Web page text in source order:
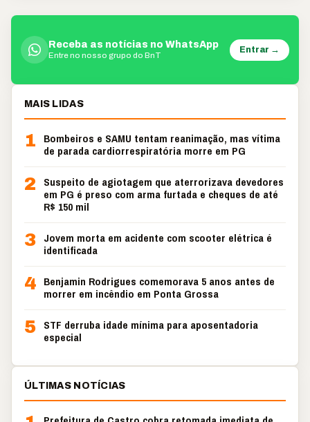
Receba as notícias no WhatsApp
Entre no nosso grupo do BnT
Entrar →
MAIS LIDAS
1
Bombeiros e SAMU tentam reanimação, mas vítima
de parada cardiorrespiratória morre em PG
2
Suspeito de agiotagem que aterrorizava devedores
em PG é preso com arma furtada e cheques de até
R$ 150 mil
3 Jovem morta em acidente com scooter elétrica é
identificada
4 Benjamin Rodrigues comemorava 5 anos antes de
morrer em incêndio em Ponta Grossa
5 STF derruba idade mínima para aposentadoria
especial
ÚLTIMAS NOTÍCIAS